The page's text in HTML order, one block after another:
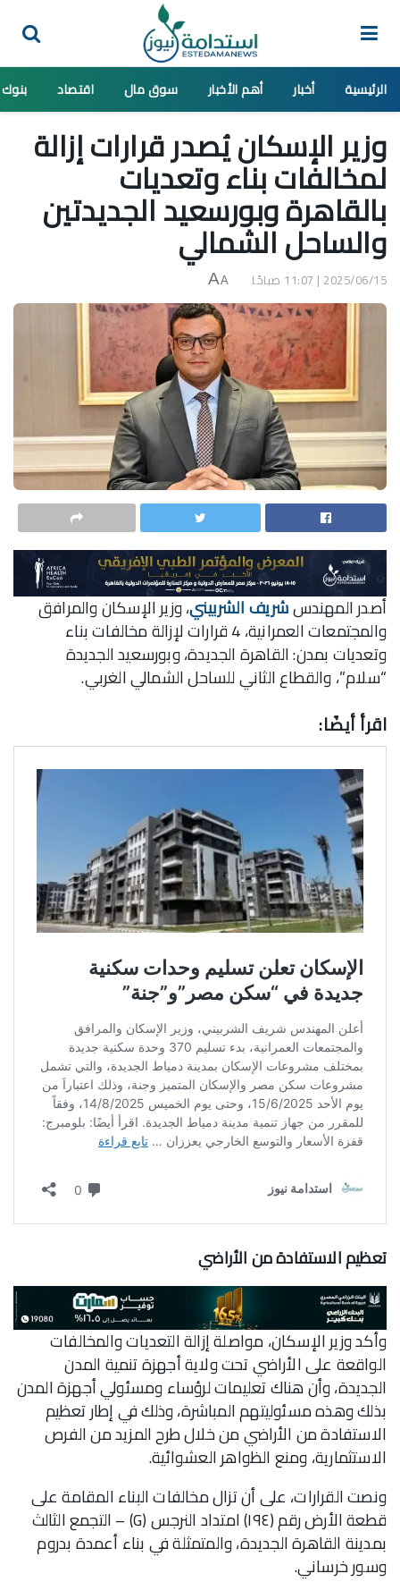
الرئيسية أخبار أهم الأخبار سوق مال اقتصاد بنوك
وزير الإسكان يُصدر قرارات إزالة
لمخالفات بناء وتعديات
بالقاهرة وبورسعيد الجديدتين
والساحل الشمالي
2025/06/15 | 11:07 صباحًا A
A
أصدر المهندسشريف الشربيني، وزير الإسكان والمرافق
والمجتمعات العمرانية، 4 قرارات لإزالة مخالفات بناء
وتعديات بمدن: القاهرة الجديدة، وبورسعيد الجديدة
“سلام”، والقطاع الثاني للساحل الشمالي الغربي.
اقرأ أيضًا:
تعظيم الاستفادة من الأراضي
وأكد وزير الإسكان، مواصلة إزالة التعديات والمخالفات
الواقعة على الأراضي تحت ولاية أجهزة تنمية المدن
الجديدة، وأن هناك تعليمات لرؤساء ومسئولي أجهزة المدن
بذلك وهذه مسئوليتهم المباشرة، وذلك في إطار تعظيم
الاستفادة من الأراضي من خلال طرح المزيد من الفرص
الاستثمارية، ومنع الظواهر العشوائية.
ونصت القرارات، على أن تزال مخالفات البناء المقامة على
قطعة الأرض رقم (١٩٤) امتداد النرجس (G) – التجمع الثالث
بمدينة القاهرة الجديدة، والمتمثلة في بناء أعمدة بدروم
وسور خرساني.